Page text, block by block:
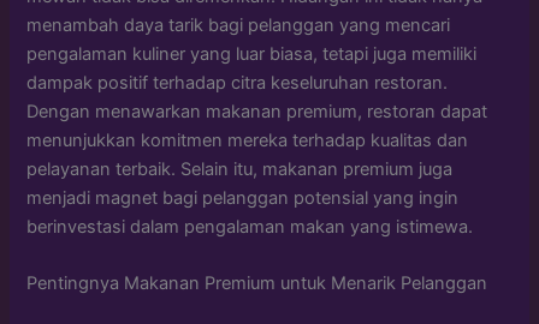
menambah daya tarik bagi pelanggan yang mencari
pengalaman kuliner yang luar biasa, tetapi juga memiliki
dampak positif terhadap citra keseluruhan restoran.
Dengan menawarkan makanan premium, restoran dapat
menunjukkan komitmen mereka terhadap kualitas dan
pelayanan terbaik. Selain itu, makanan premium juga
menjadi magnet bagi pelanggan potensial yang ingin
berinvestasi dalam pengalaman makan yang istimewa.
Pentingnya Makanan Premium untuk Menarik Pelanggan